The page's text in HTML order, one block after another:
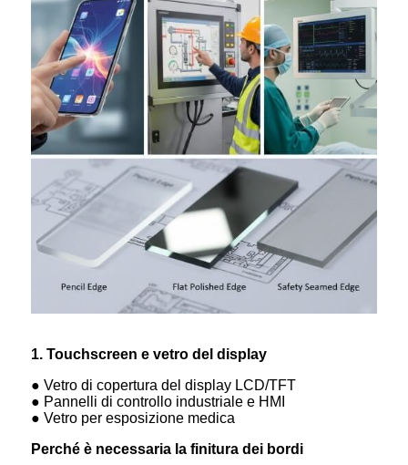
1. Touchscreen e vetro del display
● Vetro di copertura del display LCD/TFT
● Pannelli di controllo industriale e HMI
● Vetro per esposizione medica
Perché è necessaria la finitura dei bordi